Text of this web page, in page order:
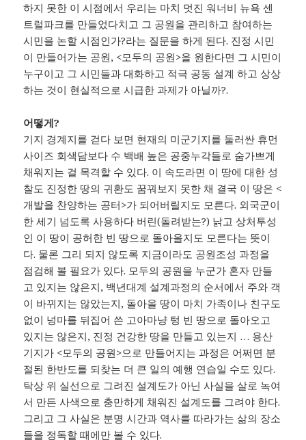
하지 못한 이 시점에서 우리는 마치 멋진 워너비 뉴욕 센
트럴파크를 만들었다치고 그 공원을 관리하고 참여하는
시민을 논할 시점인가?라는 질문을 하게 된다. 진정 시민
이 만들어가는 공원, <모두의 공원>을 원한다면 그 시민이
누구이고 그 시민들과 대화하고 적극 공동 설계 하고 상상
하는 것이 현실적으로 시급한 과제가 아닐까?.
어떻게?
기지 경계지를 걷다 보면 현재의 미군기지를 둘러싼 휴먼
사이즈 회색담보다 수 백배 높은 공중누각들로 숨가쁘게
채워지는 걸 목격할 수 있다. 이 속도라면 이 땅에 대한 성
찰도 진정한 땅의 귀환도 꿈꿔보지 못한 채 결국 이 땅은 <
개발을 찬양하는 공터>가 되어버릴지도 모른다. 외국군이
한 세기 넘도록 사용하다 버린(돌려받는?) 낡고 상처투성
인 이 땅이 공허한 빈 땅으로 돌아올지도 모른다는 뜻이
다. 물론 그리 되지 않도록 지금이라도 공원조성 과정을
점검해 볼 필요가 있다. 모두의 공원을 누군가 혼자 만들
고 있지는 않은지, 백년대계 설계과정의 순서에서 주와 객
이 바뀌지는 않았는지, 돌아올 땅이 마치 가족이나 친구도
없이 넝마를 뒤집어 쓴 고아마냥 텅 빈 땅으로 돌아오고
있지는 않은지, 진정 건강한 땅을 만들고 있는지 … 용산
기지가 <모두의 공원>으로 만들어지는 과정은 어쩌면 분
절된 한반도를 되찾는 더 큰 일의 예행 연습일 수도 있다.
탁상 위 실선으로 그려진 설계도가 아닌 사실을 살로 녹여
서 만든 사색으로 충만하게 채워진 설계도를 그려야 한다.
그리고 그 사실은 분명 시간과 역사를 따라가는 삶의 장소
들을 정독할 때에만 볼 수 있다.